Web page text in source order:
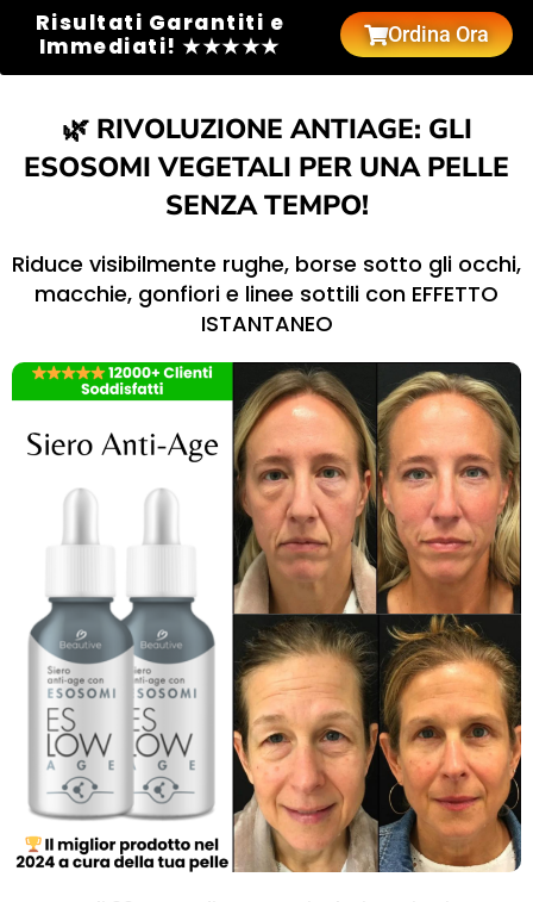
Risultati Garantiti e
Immediati! ★★★★★
Ordina Ora
🌿 RIVOLUZIONE ANTIAGE: GLI
ESOSOMI VEGETALI PER UNA PELLE
SENZA TEMPO!
Riduce visibilmente rughe, borse sotto gli occhi,
macchie, gonfiori e linee sottili con EFFETTO
ISTANTANEO